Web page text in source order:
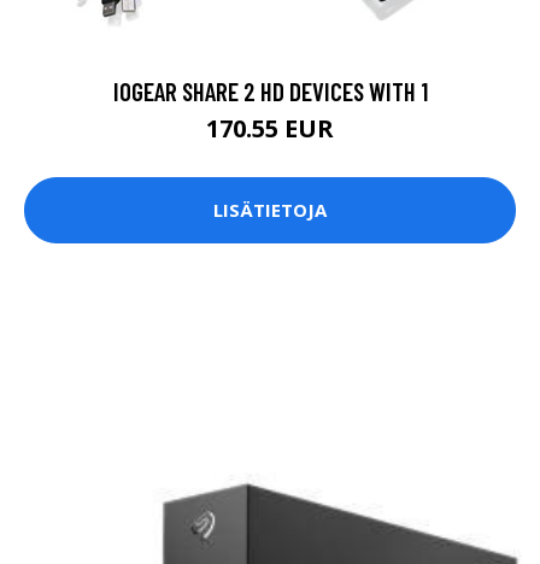
IOGEAR SHARE 2 HD DEVICES WITH 1
170.55 EUR
LISÄTIETOJA